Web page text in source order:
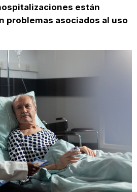
están
problemas asociados al uso